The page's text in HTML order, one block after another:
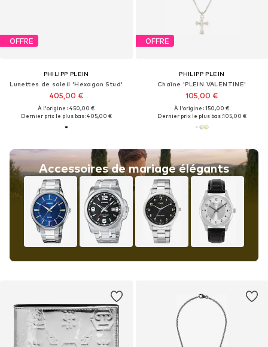
OFFRE
PHILIPP PLEIN
Lunettes de soleil 'Hexagon Stud'
405,00 €
À l'origine : 450,00 €
Dernier prix le plus bas :405,00 €
Accessoires de mariage élégants
OFFRE
PHILIPP PLEIN
Chaîne 'PLEIN VALENTINE'
105,00 €
À l'origine : 150,00 €
Dernier prix le plus bas :105,00 €